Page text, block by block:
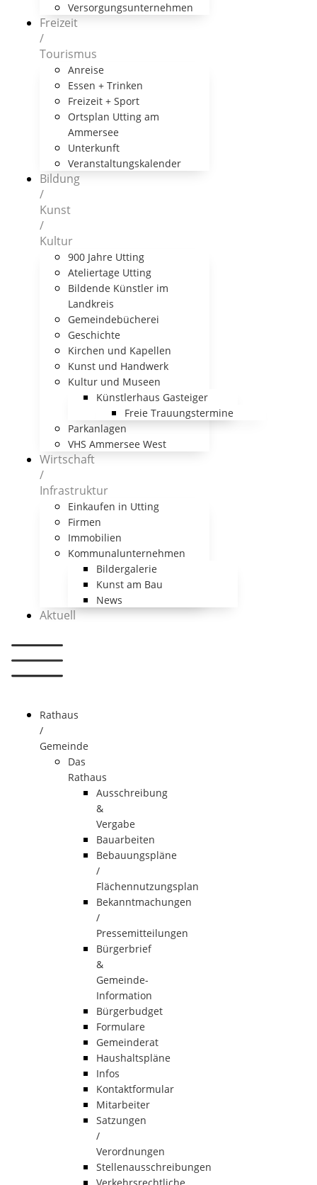
Versorgungsunternehmen
Freizeit
/
Tourismus
Anreise
Essen + Trinken
Freizeit + Sport
Ortsplan Utting am
Ammersee
Unterkunft
Veranstaltungskalender
Bildung
/
Kunst
/
Kultur
900 Jahre Utting
Ateliertage Utting
Bildende Künstler im
Landkreis
Gemeindebücherei
Geschichte
Kirchen und Kapellen
Kunst und Handwerk
Kultur und Museen
Künstlerhaus Gasteiger
Freie Trauungstermine
Parkanlagen
VHS Ammersee West
Wirtschaft
/
Infrastruktur
Einkaufen in Utting
Firmen
Immobilien
Kommunalunternehmen
Bildergalerie
Kunst am Bau
News
Aktuell
Rathaus
/
Gemeinde
Das
Rathaus
Ausschreibung
&
Vergabe
Bauarbeiten
Bebauungspläne
/
Flächennutzungsplan
Bekanntmachungen
/
Pressemitteilungen
Bürgerbrief
&
Gemeinde-
Information
Bürgerbudget
Formulare
Gemeinderat
Haushaltspläne
Infos
Kontaktformular
Mitarbeiter
Satzungen
/
Verordnungen
Stellenausschreibungen
Verkehrsrechtliche